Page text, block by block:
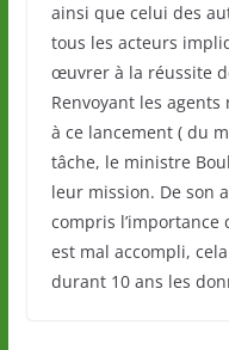
ainsi que celui des
tous les acteurs
œuvrer à la réussite
Renvoyant les
à ce lancement ( du
tâche, le ministre
leur mission. De son
compris l’importance
est mal accompli,
durant 10 ans les